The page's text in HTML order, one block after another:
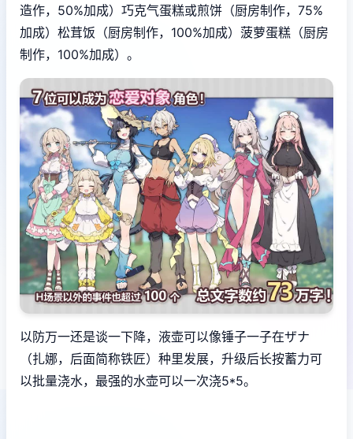
造作，50%加成）巧克气蛋糕或煎饼（厨房制作，75%
加成）松茸饭（厨房制作，100%加成）菠萝蛋糕（厨房
制作，100%加成）。
以防万一还是谈一下降，液壶可以像锤子一子在ザナ
（扎娜，后面简称铁匠）种里发展，升级后长按蓄力可
以批量浇水，最强的水壶可以一次浇5*5。